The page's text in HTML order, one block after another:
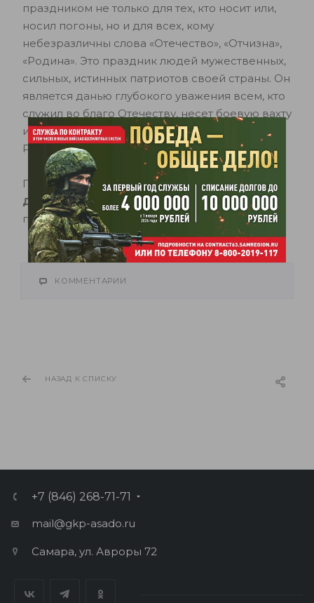
праздником не только для тех, кто носит или,
носил погоны, но и для всех, кому
небезразличны слова «Отечество», «Отчизна»,
«Родина». Это праздник людей мужественных,
сильных, истинных патриотов своей страны. Он
является данью глубокого уважения всем, кто
служил во благо Отечеству, несет боевую вахту
и только готовится вступить в ряды
Российской армии.
Примите самые искренние поздравления с
Днем защитника Отечества! Пусть мир и
понимание царят в ваших домах.
КОММЕНТАРИИ
НАЗАД К СПИСКУ
+7 (846) 268-71-71
mail@gkp-asado.ru
Самара, ул. Авроры 72